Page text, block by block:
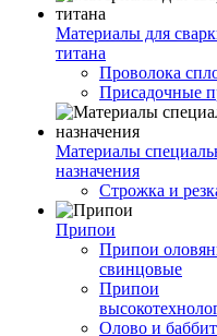
Материалы для
титана
Проволока
Присадочные
Материалы
назначения
Строжка и
Припои
Припои
свинцовые
Припои
Олово и баббит